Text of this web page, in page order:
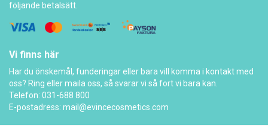
följande betalsätt.
Vi finns här
Har du önskemål, funderingar eller bara vill komma i kontakt med
oss? Ring eller maila oss, så svarar vi så fort vi bara kan.
Telefon: 031-688 800
E-postadress: mail@evincecosmetics.com